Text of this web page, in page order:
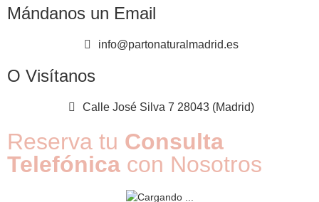
Mándanos un Email
info@partonaturalmadrid.es
O Visítanos
Calle José Silva 7 28043 (Madrid)
Reserva tu Consulta
Telefónica con Nosotros